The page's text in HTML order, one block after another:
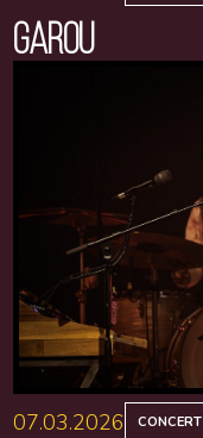
GAROU
07.03.2026 CONCERT